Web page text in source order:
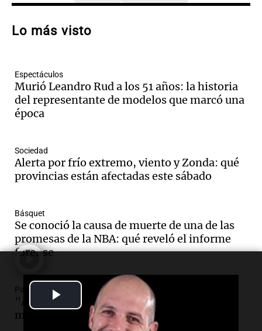
Play
Video
Audio.Casabindo se prepara para una
tradicional Toreo de la Vincha
Audio.
"Tres hombres se lo llevaron para
hacerle preguntas y nunca regresó"
Una mañana para todos
Audio.
metros del río Suquía y retiraron hasta
800 kilos de basura por jornada
Audio.La historia de la servilleta que
firmó Jorge Messi para el primer
contrato de Leo con Barcelona
Una mañana para todos
Audio.
Joan Gaspart: "Sin Jorge, no sé si
Messi hubiera llegado adonde llegó"
Una mañana para todos
Lo más visto
Espectáculos
Murió Leandro Rud a los 51 años: la historia
del representante de modelos que marcó una
época
Sociedad
Alerta por frío extremo, viento y Zonda: qué
provincias están afectadas este sábado
Básquet
Se conoció la causa de muerte de una de las
promesas de la NBA: qué reveló el informe
forense
Panorama Federal
"Algo pasó al aterrizar": dudas sobre la
muerte del kitesurfista en Santa Fe